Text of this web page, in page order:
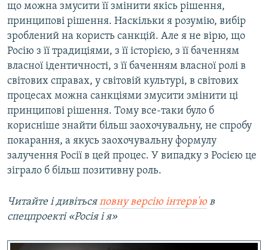
що можна змусити її змінити якісь рішення,
принципові рішення. Наскільки я розумію, вибір
зроблений на користь санкцій. Але я не вірю, що
Росію з її традиціями, з її історією, з її баченням
власної ідентичності, з її баченням власної ролі в
світових справах, у світовій культурі, в світових
процесах можна санкціями змусити змінити ці
принципові рішення. Тому все-таки було б
корисніше знайти більш заохочувальну, не спробу
покарання, а якусь заохочувальну формулу
залучення Росії в цей процес. У випадку з Росією це
зіграло б більш позитивну роль.
Читайте і дивітьсяповну версію інтерв'ю в
спецпроекті «Росія і я»